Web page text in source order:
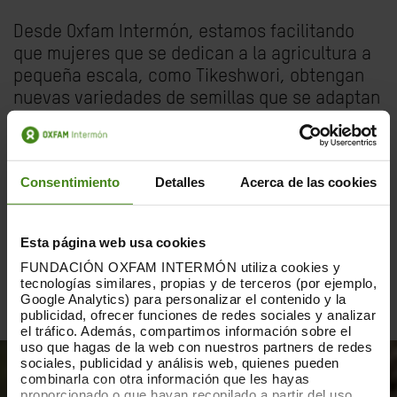
Consentimiento Detalles Acerca de las cookies
Esta página web usa cookies
FUNDACIÓN OXFAM INTERMÓN utiliza cookies y
tecnologías similares, propias y de terceros (por ejemplo,
Google Analytics) para personalizar el contenido y la
publicidad, ofrecer funciones de redes sociales y analizar
el tráfico. Además, compartimos información sobre el
uso que hagas de la web con nuestros partners de redes
sociales, publicidad y análisis web, quienes pueden
combinarla con otra información que les hayas
Desde Oxfam Intermón, estamos facilitando
que mujeres que se dedican a la agricultura a
pequeña escala, como Tikeshwori, obtengan
nuevas variedades de semillas que se adaptan
mejor al cambio climático, y también que
empleen técnicas más eficientes.
“Hemos
aprendido a cultivar en espacios más amplios,
a nivelar el suelo, a crear pasajes entre las
parcelas y a sembrar en línea. Y ahora
fertilizante y desmalezar, entre otras muchas
cosas”, afirma agradecida.